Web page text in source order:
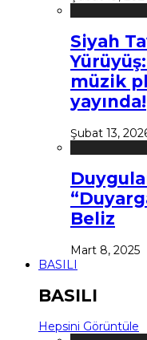
Siyah
müzik
yayında!
Şubat 13,
Beliz
Mart 8, 2025
BASILI
BASILI
Hepsini Görüntüle